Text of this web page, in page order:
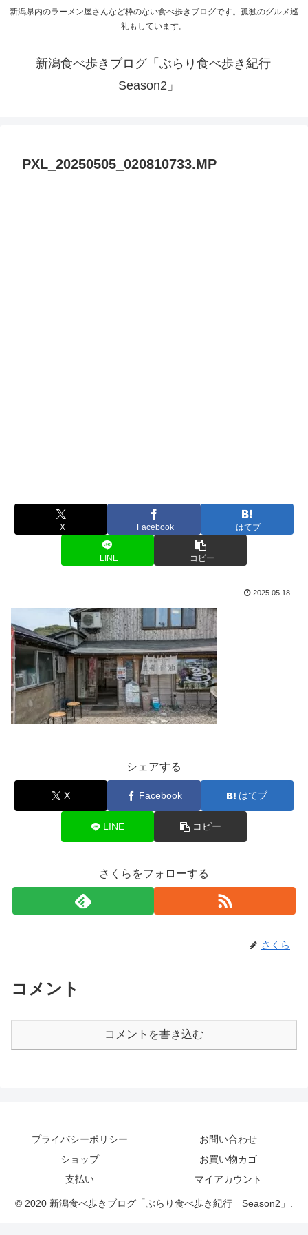
新潟県内のラーメン屋さんなど枠のない食べ歩きブログです。孤独のグルメ巡
礼もしています。
新潟食べ歩きブログ「ぶらり食べ歩き紀行
Season2」
PXL_20250505_020810733.MP
X Facebook はてブ
LINE コピー
2025.05.18
シェアする
X Facebook はてブ
LINE コピー
さくらをフォローする
さくら
コメント
コメントを書き込む
プライバシーポリシー
お問い合わせ
ショップ
お買い物カゴ
支払い
マイアカウント
© 2020 新潟食べ歩きブログ「ぶらり食べ歩き紀行 Season2」.